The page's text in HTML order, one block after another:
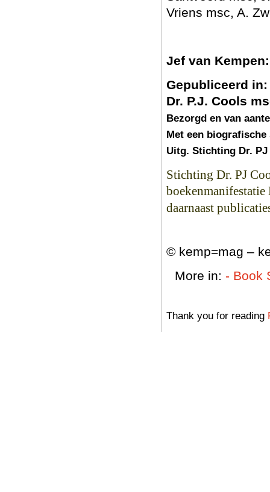
Vriens msc, A.
Jef van
Gepubliceerd in:
Dr. P.J. Cools
Bezorgd en van
Met een
Uitg. Stichting Dr.
Stichting Dr. PJ
boekenmanifestatie
daarnaast
© kemp=mag –
More in: - Book
Thank you for reading